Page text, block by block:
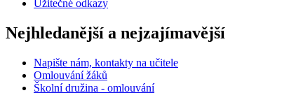
Užitečné odkazy
Nejhledanější a nejzajímavější
Napište nám, kontakty na učitele
Omlouvání žáků
Školní družina - omlouvání